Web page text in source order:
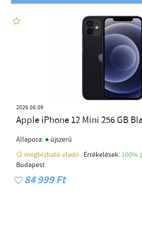
2026.08.09
Apple iPhone 12 Mini 256 GB
Állapota: ● újszerű
megbízható eladó
Értékelések: 100%
Budapest
84 999 Ft